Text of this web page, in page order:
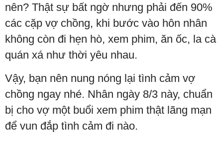
nên? Thật sự bất ngờ nhưng phải đến 90%
các cặp vợ chồng, khi bước vào hôn nhân
không còn đi hẹn hò, xem phim, ăn ốc, la cà
quán xá như thời yêu nhau.
Vậy, bạn nên nung nóng lại tình cảm vợ
chồng ngay nhé. Nhân ngày 8/3 này, chuẩn
bị cho vợ một buổi xem phim thật lãng mạn
để vun đắp tình cảm đi nào.